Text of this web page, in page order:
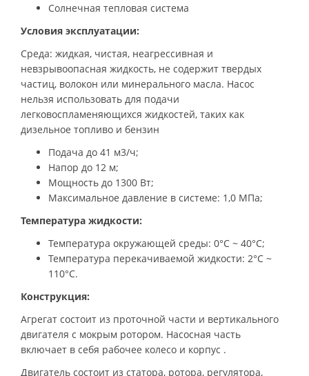
Солнечная тепловая система
Условия эксплуатации:
Среда: жидкая, чистая, неагрессивная и
невзрывоопасная жидкость, не содержит твердых
частиц, волокон или минерального масла. Насос
нельзя использовать для подачи
легковоспламеняющихся жидкостей, таких как
дизельное топливо и бензин
Подача до 41 м3/ч;
Напор до 12 м;
Мощность до 1300 Вт;
Максимальное давление в системе: 1,0 МПа;
Температура жидкости:
Температура окружающей среды: 0°C ~ 40°C;
Температура перекачиваемой жидкости: 2°C ~
110°C.
Конструкция:
Агрегат состоит из проточной части и вертикального
двигателя с мокрым ротором. Насосная часть
включает в себя рабочее колесо и корпус .
Двигатель состоит из статора, ротора, регулятора,